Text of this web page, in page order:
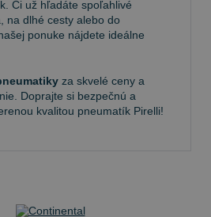
Či už hľadáte spoľahlivé
na dlhé cesty alebo do
ponuke nájdete ideálne
za skvelé ceny a
Doprajte si bezpečnú a
kvalitou pneumatík Pirelli!